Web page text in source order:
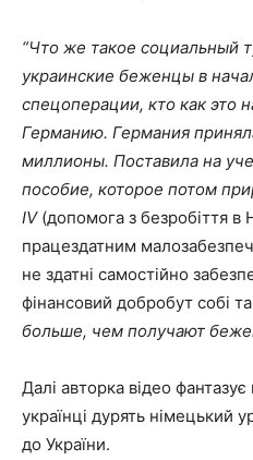
“Что же такое социальный
украинские беженцы в
спецоперации, кто как это
Германию. Германия
миллионы. Поставила на
пособие, которое потом
IV (допомога з безробіття в
працездатним
не здатні самостійно
фінансовий добробут собі
больше, чем получают
Далі авторка відео
українці дурять німецький
до України.